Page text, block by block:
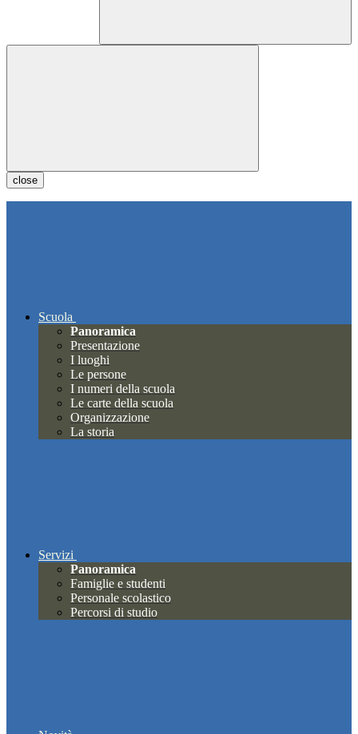
close
Scuola
Panoramica
Presentazione
I luoghi
Le persone
I numeri della scuola
Le carte della scuola
Organizzazione
La storia
Servizi
Panoramica
Famiglie e studenti
Personale scolastico
Percorsi di studio